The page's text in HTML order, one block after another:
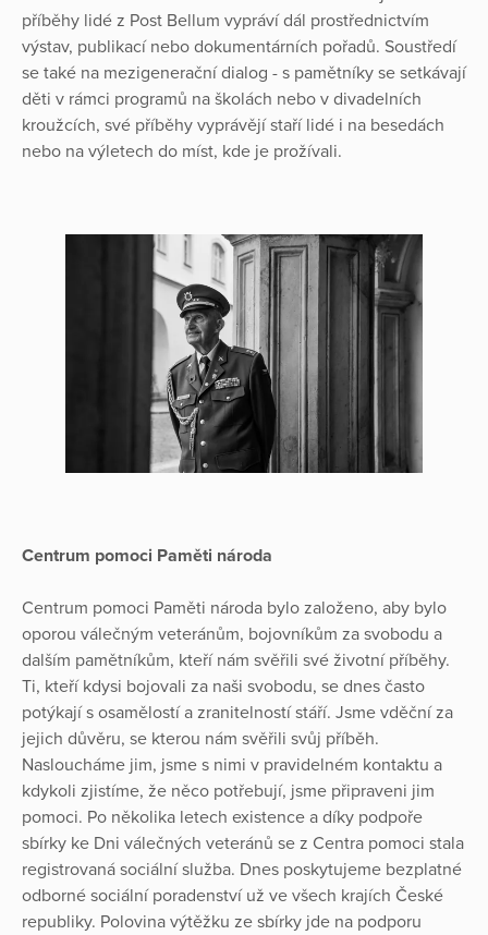
příběhy lidé z Post Bellum vypráví dál prostřednictvím
výstav, publikací nebo dokumentárních pořadů. Soustředí
se také na mezigenerační dialog - s pamětníky se setkávají
děti v rámci programů na školách nebo v divadelních
kroužcích, své příběhy vyprávějí staří lidé i na besedách
nebo na výletech do míst, kde je prožívali.
Centrum pomoci Paměti národa
Centrum pomoci Paměti národa bylo založeno, aby bylo
oporou válečným veteránům, bojovníkům za svobodu a
dalším pamětníkům, kteří nám svěřili své životní příběhy.
Ti, kteří kdysi bojovali za naši svobodu, se dnes často
potýkají s osamělostí a zranitelností stáří. Jsme vděční za
jejich důvěru, se kterou nám svěřili svůj příběh.
Nasloucháme jim, jsme s nimi v pravidelném kontaktu a
kdykoli zjistíme, že něco potřebují, jsme připraveni jim
pomoci. Po několika letech existence a díky podpoře
sbírky ke Dni válečných veteránů se z Centra pomoci stala
registrovaná sociální služba. Dnes poskytujeme bezplatné
odborné sociální poradenství už ve všech krajích České
republiky. Polovina výtěžku ze sbírky jde na podporu